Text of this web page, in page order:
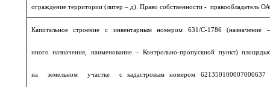
ограждение территории (литер – д). Право собственности -
Капитальное строение с инвентарным номером 631/С-1786 (назначение –
иного назначения, наименование – Контрольно-пропускной пункт)
на земельном участке с кадастровым номером 621350100007000637